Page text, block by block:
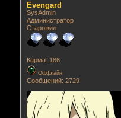
Evengard
SysAdmin
Администратор
Старожил
Карма: 186
Оффлайн
Сообщений: 2729